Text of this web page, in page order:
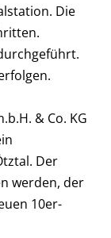
Die
& Co. KG
Der
werden, der
10er-